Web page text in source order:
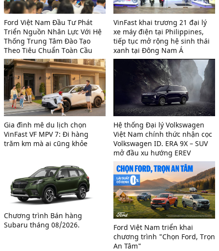
Ford Việt Nam Đầu Tư Phát
Triển Nguồn Nhân Lực Với Hệ
Thống Trung Tâm Đào Tạo
Theo Tiêu Chuẩn Toàn Cầu
VinFast khai trương 21 đại lý
xe máy điện tại Philippines,
tiếp tục mở rộng hệ sinh thái
xanh tại Đông Nam Á
Gia đình mê du lịch chọn
VinFast VF MPV 7: Đi hàng
trăm km mà ai cũng khỏe
Hệ thống Đại lý Volkswagen
Việt Nam chính thức nhận cọc
Volkswagen ID. ERA 9X – SUV
mở đầu xu hướng EREV
Chương trình Bán hàng
Subaru tháng 08/2026.
Ford Việt Nam triển khai
chương trình "Chọn Ford, Trọn
An Tâm"